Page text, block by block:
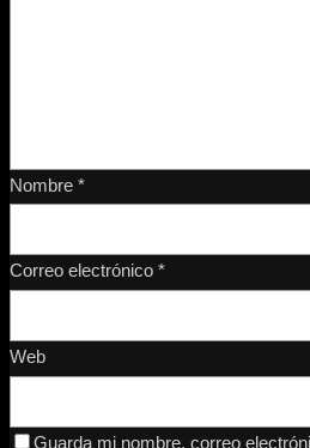
Nombre *
Correo electrónico *
Web
Guarda mi nombre, correo